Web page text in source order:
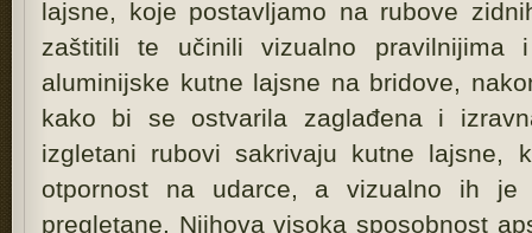
lajsne, koje postavljamo na rubove
zaštitili te učinili vizualno pravilnijima
aluminijske kutne lajsne na bridove,
kako bi se ostvarila zaglađena i
izgletani rubovi sakrivaju kutne lajsne,
otpornost na udarce, a vizualno ih je
pregletane. Njihova visoka sposobnost